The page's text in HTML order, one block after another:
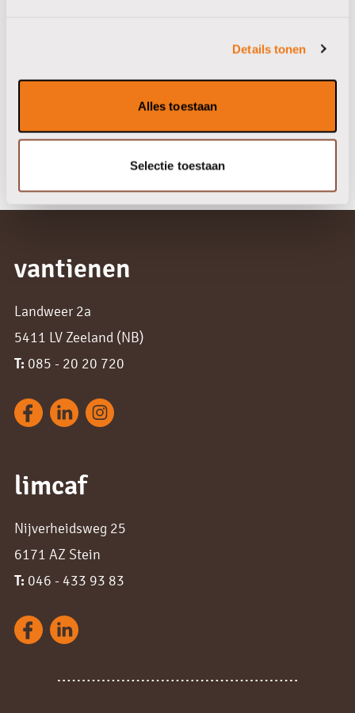
Details tonen
Alles toestaan
Selectie toestaan
onze partners
vantienen
Landweer 2a
5411 LV Zeeland (NB)
T: 085 - 20 20 720
limcaf
Nijverheidsweg 25
6171 AZ Stein
T: 046 - 433 93 83